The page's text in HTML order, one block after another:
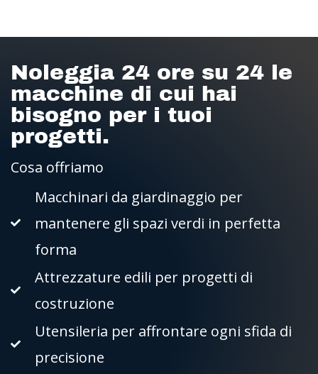
Noleggia 24 ore su 24 le
macchine di cui hai
bisogno per i tuoi
progetti.
Cosa offriamo
Macchinari da giardinaggio per
mantenere gli spazi verdi in perfetta
forma
Attrezzature edili per progetti di
costruzione
Utensileria per affrontare ogni sfida di
precisione